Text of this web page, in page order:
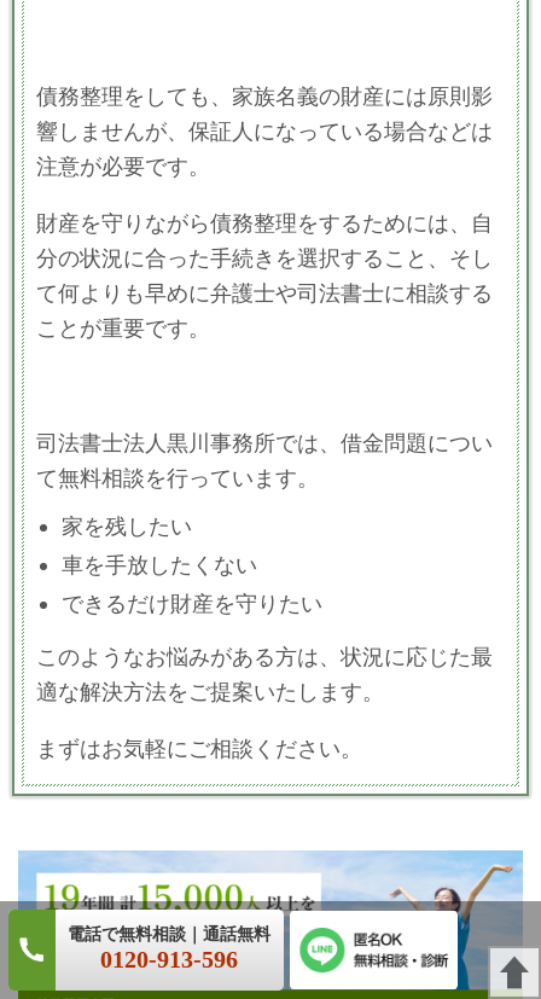
0120-913-596
債務整理をしても、家族名義の財産には原則影
響しませんが、保証人になっている場合などは
注意が必要です。
財産を守りながら債務整理をするためには、自
分の状況に合った手続きを選択すること、そし
て何よりも早めに弁護士や司法書士に相談する
ことが重要です。
司法書士法人黒川事務所では、借金問題につい
て無料相談を行っています。
家を残したい
車を手放したくない
できるだけ財産を守りたい
このようなお悩みがある方は、状況に応じた最
適な解決方法をご提案いたします。
まずはお気軽にご相談ください。